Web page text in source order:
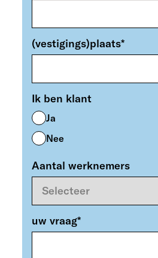
(vestigings)plaats*
Ik ben klant
Ja
Nee
Aantal werknemers
uw vraag*